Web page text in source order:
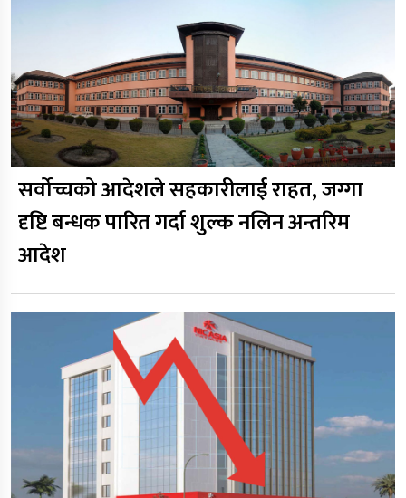
सर्वोच्चको आदेशले सहकारीलाई राहत, जग्गा
दृष्टि बन्धक पारित गर्दा शुल्क नलिन अन्तरिम
आदेश